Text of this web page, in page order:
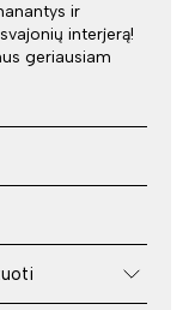
ir
interjerą!
geriausiam